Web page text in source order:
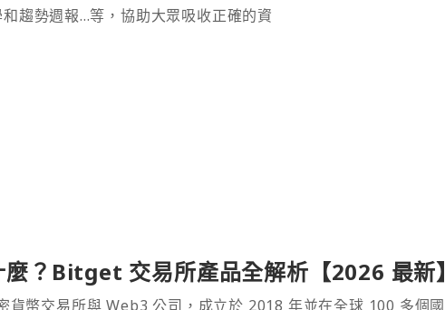
趨勢週報...等，協助大眾吸收正確的資
？Bitget 交易所產品全解析【2026 最新】
貨幣交易所與 Web3 公司，成立於 2018 年並在全球 100 多個